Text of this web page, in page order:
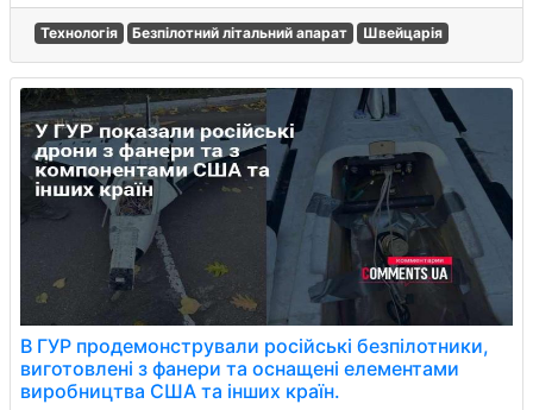
Технологія Безпілотний літальний апарат Швейцарія
В ГУР продемонстрували російські безпілотники,
виготовлені з фанери та оснащені елементами
виробництва США та інших країн.